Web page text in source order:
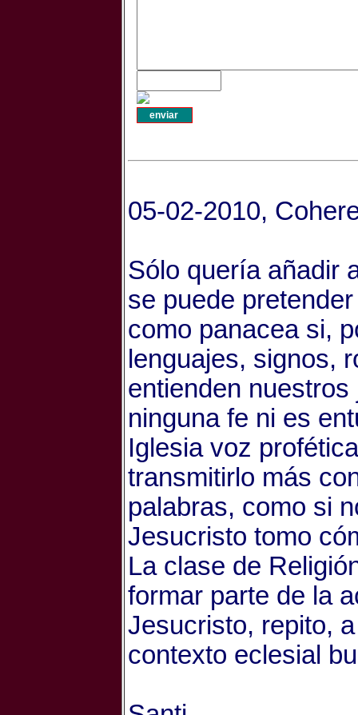
05-02-2010,
Sólo quería añadir
se puede
como panacea si,
lenguajes, signos,
entienden
ninguna fe ni es
Iglesia voz
transmitirlo más
palabras, como si
Jesucristo tomo
La clase de
formar parte de la
Jesucristo, repito,
contexto eclesial